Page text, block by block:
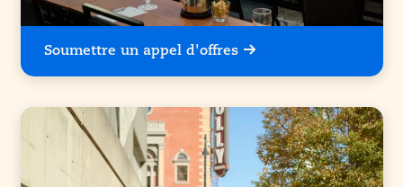
Soumettre un appel d'offres